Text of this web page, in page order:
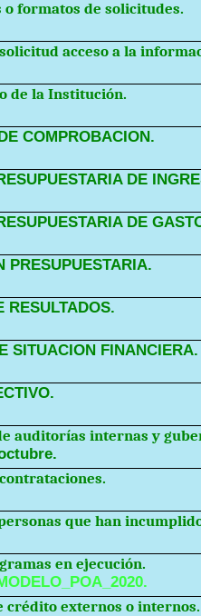
formatos de solicitudes.
acceso a la
de la Institución.
COMPROBACION.
DE
DE
PRESUPUESTARIA.
RESULTADOS.
SITUACION FINANCIERA.
auditorías internas y
que han
en ejecución.
crédito externos o internos.